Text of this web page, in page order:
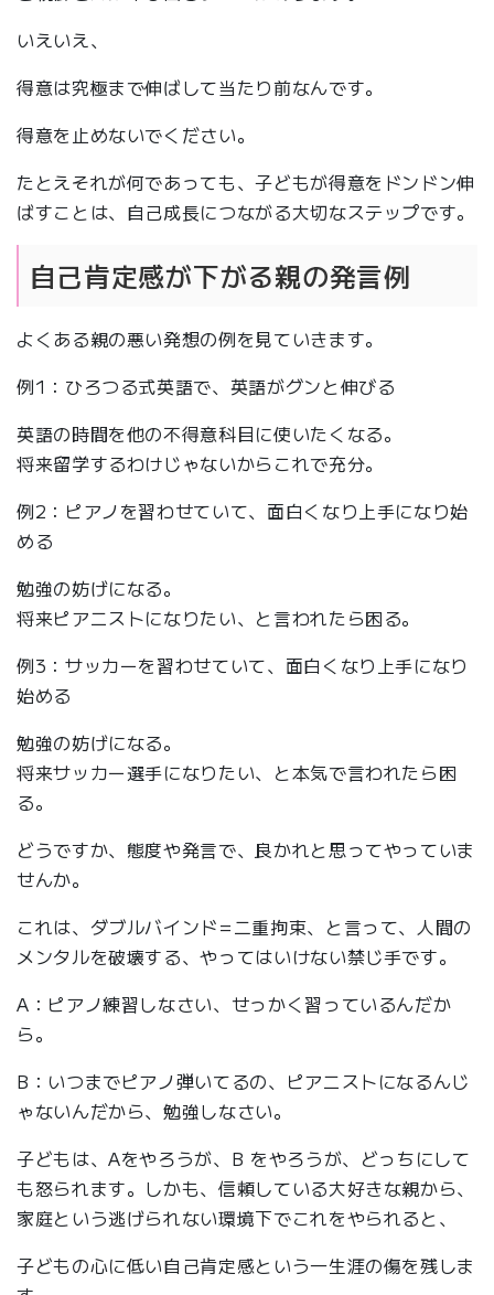
いえいえ、
得意は究極まで伸ばして当たり前なんです。
得意を止めないでください。
たとえそれが何であっても、子どもが得意をドンドン伸
ばすことは、自己成長につながる大切なステップです。
自己肯定感が下がる親の発言例
よくある親の悪い発想の例を見ていきます。
例1：ひろつる式英語で、英語がグンと伸びる
英語の時間を他の不得意科目に使いたくなる。
将来留学するわけじゃないからこれで充分。
例2：ピアノを習わせていて、面白くなり上手になり始
める
勉強の妨げになる。
将来ピアニストになりたい、と言われたら困る。
例3：サッカーを習わせていて、面白くなり上手になり
始める
勉強の妨げになる。
将来サッカー選手になりたい、と本気で言われたら困
る。
どうですか、態度や発言で、良かれと思ってやっていま
せんか。
これは、ダブルバインド=二重拘束、と言って、人間の
メンタルを破壊する、やってはいけない禁じ手です。
A：ピアノ練習しなさい、せっかく習っているんだか
ら。
B：いつまでピアノ弾いてるの、ピアニストになるんじ
ゃないんだから、勉強しなさい。
子どもは、Aをやろうが、B をやろうが、どっちにして
も怒られます。しかも、信頼している大好きな親から、
家庭という逃げられない環境下でこれをやられると、
子どもの心に低い自己肯定感という一生涯の傷を残しま